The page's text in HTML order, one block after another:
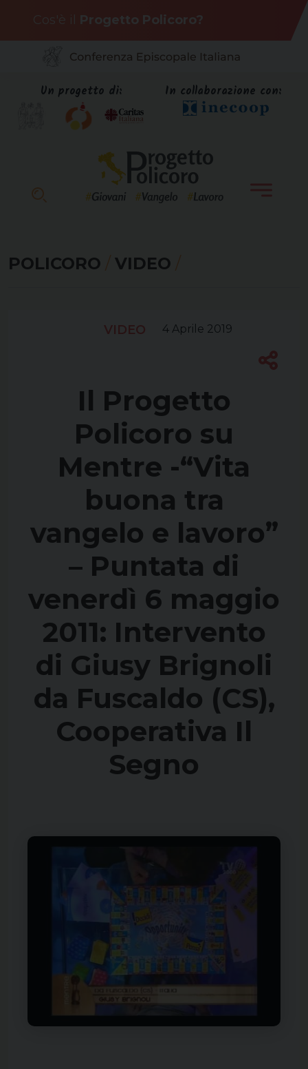
content
Cos'è il Progetto Policoro?
Un progetto di: In collaborazione con:
POLICORO / VIDEO /
VIDEO 4 Aprile 2019
Il Progetto
Policoro su
Mentre -“Vita
buona tra
vangelo e lavoro”
– Puntata di
venerdì 6 maggio
2011: Intervento
di Giusy Brignoli
da Fuscaldo (CS),
Cooperativa Il
Segno